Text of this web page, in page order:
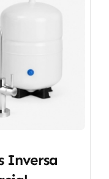
Inversa